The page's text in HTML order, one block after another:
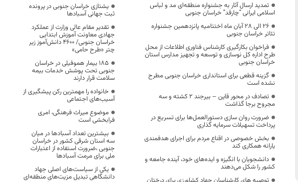
تمدید ارسال آثار به جشنواره منطقه‌ای مد و لباس
اسلامی ایرانی “چارقد” خراسان جنوبی
26 الی 28 آبان ماه اختتامیه پانزدهمین جشنواره
تئاتر خراسان جنوبی
فراخوان بکارگیری کارشناس فناوری اطلاعات از محل
طرح اداره کل نوسازی و توسعه و تجهیز مدارس استان
خراسان جنوبی
گزینه قطعی برای استانداری خراسان جنوبی مطرح
نشده است
تصادف در محور قاین – بیرجند ۲ کشته و سه
مجروح برجا گذاشت
ضرورت روان سازی دستورالعمل‌ها برای تسریع در
پرداخت تسهیلات سرمایه گذاری
بخش خصوصی در اقناع مردم برای اجرای هدفمندی
یارانه همکاری کند
دانشجویان با انگیزه و ایده‌های خود، آینده جامعه و
کشور را شکل می‌دهند
یشتازی خراسان جنوبی در پرونده
ثبت جهانی آسبادها
تقدیر مقام عالی وزارت از عملکرد
جهادی معاونت آموزش ابتدایی
خراسان جنوبی/ ۴۶۰۰ دانش‌آموز زیر
چتر «طرح حامی»
۱۸۵ بیمار هموفیلی در خراسان
جنوبی تحت پوشش خدمات بیمه
سلامت قرار دارند
خانواده را مهمترین رکن پیشگیری از
آسیب‌های اجتماعی
موضوع میراث فرهنگی، امری
فرابخشی است
بیشترین تعداد آسبادها در میان
سه استان شرقی کشور در خراسان
جنوبی ،ضرورت استفاده از اعتبارات
ملی برای مرمت آسبادها
یکی از سیاست‌های اصلی جهاد
دانشگاهی تبدیل مزیت‌های منطقه‌ای